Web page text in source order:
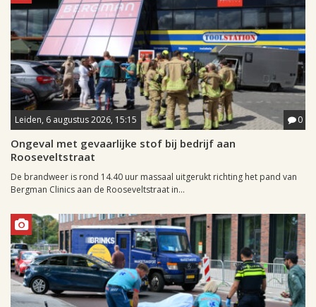
Leiden, 6 augustus 2026, 15:15 0
Ongeval met gevaarlijke stof bij bedrijf aan
Rooseveltstraat
De brandweer is rond 14.40 uur massaal uitgerukt richting het pand van
Bergman Clinics aan de Rooseveltstraat in...